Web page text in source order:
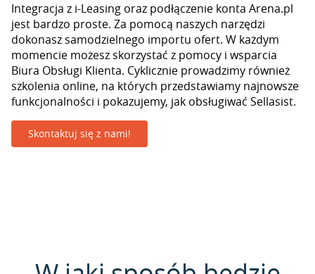
Integracja z i-Leasing oraz podłączenie konta Arena.pl
jest bardzo proste. Za pomocą naszych narzędzi
dokonasz samodzielnego importu ofert. W każdym
momencie możesz skorzystać z pomocy i wsparcia
Biura Obsługi Klienta. Cyklicznie prowadzimy również
szkolenia online, na których przedstawiamy najnowsze
funkcjonalności i pokazujemy, jak obsługiwać Sellasist.
Skontaktuj się z nami!